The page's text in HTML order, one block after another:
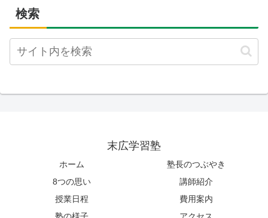
検索
末広学習塾
ホーム
塾長のつぶやき
8つの思い
講師紹介
授業日程
費用案内
塾の様子
アクセス